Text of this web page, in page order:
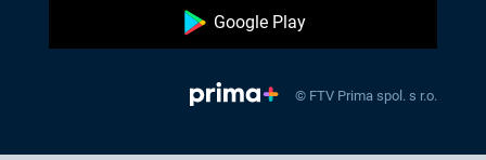
Google Play
© FTV Prima spol. s r.o.